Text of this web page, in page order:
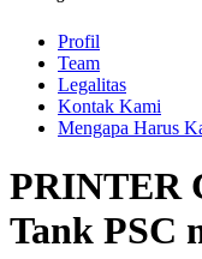
Profil
Team
Legalitas
Kontak Kami
Mengapa Harus
PRINTER
Tank PSC